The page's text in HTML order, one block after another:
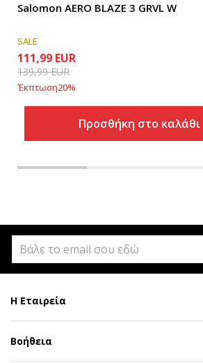
Salomon AERO BLAZE 3 GRVL W
SALE
111,99 EUR
139,99EUR
Έκπτωση20%
Προσθήκη στο καλάθι
Η Εταιρεία
Βοήθεια